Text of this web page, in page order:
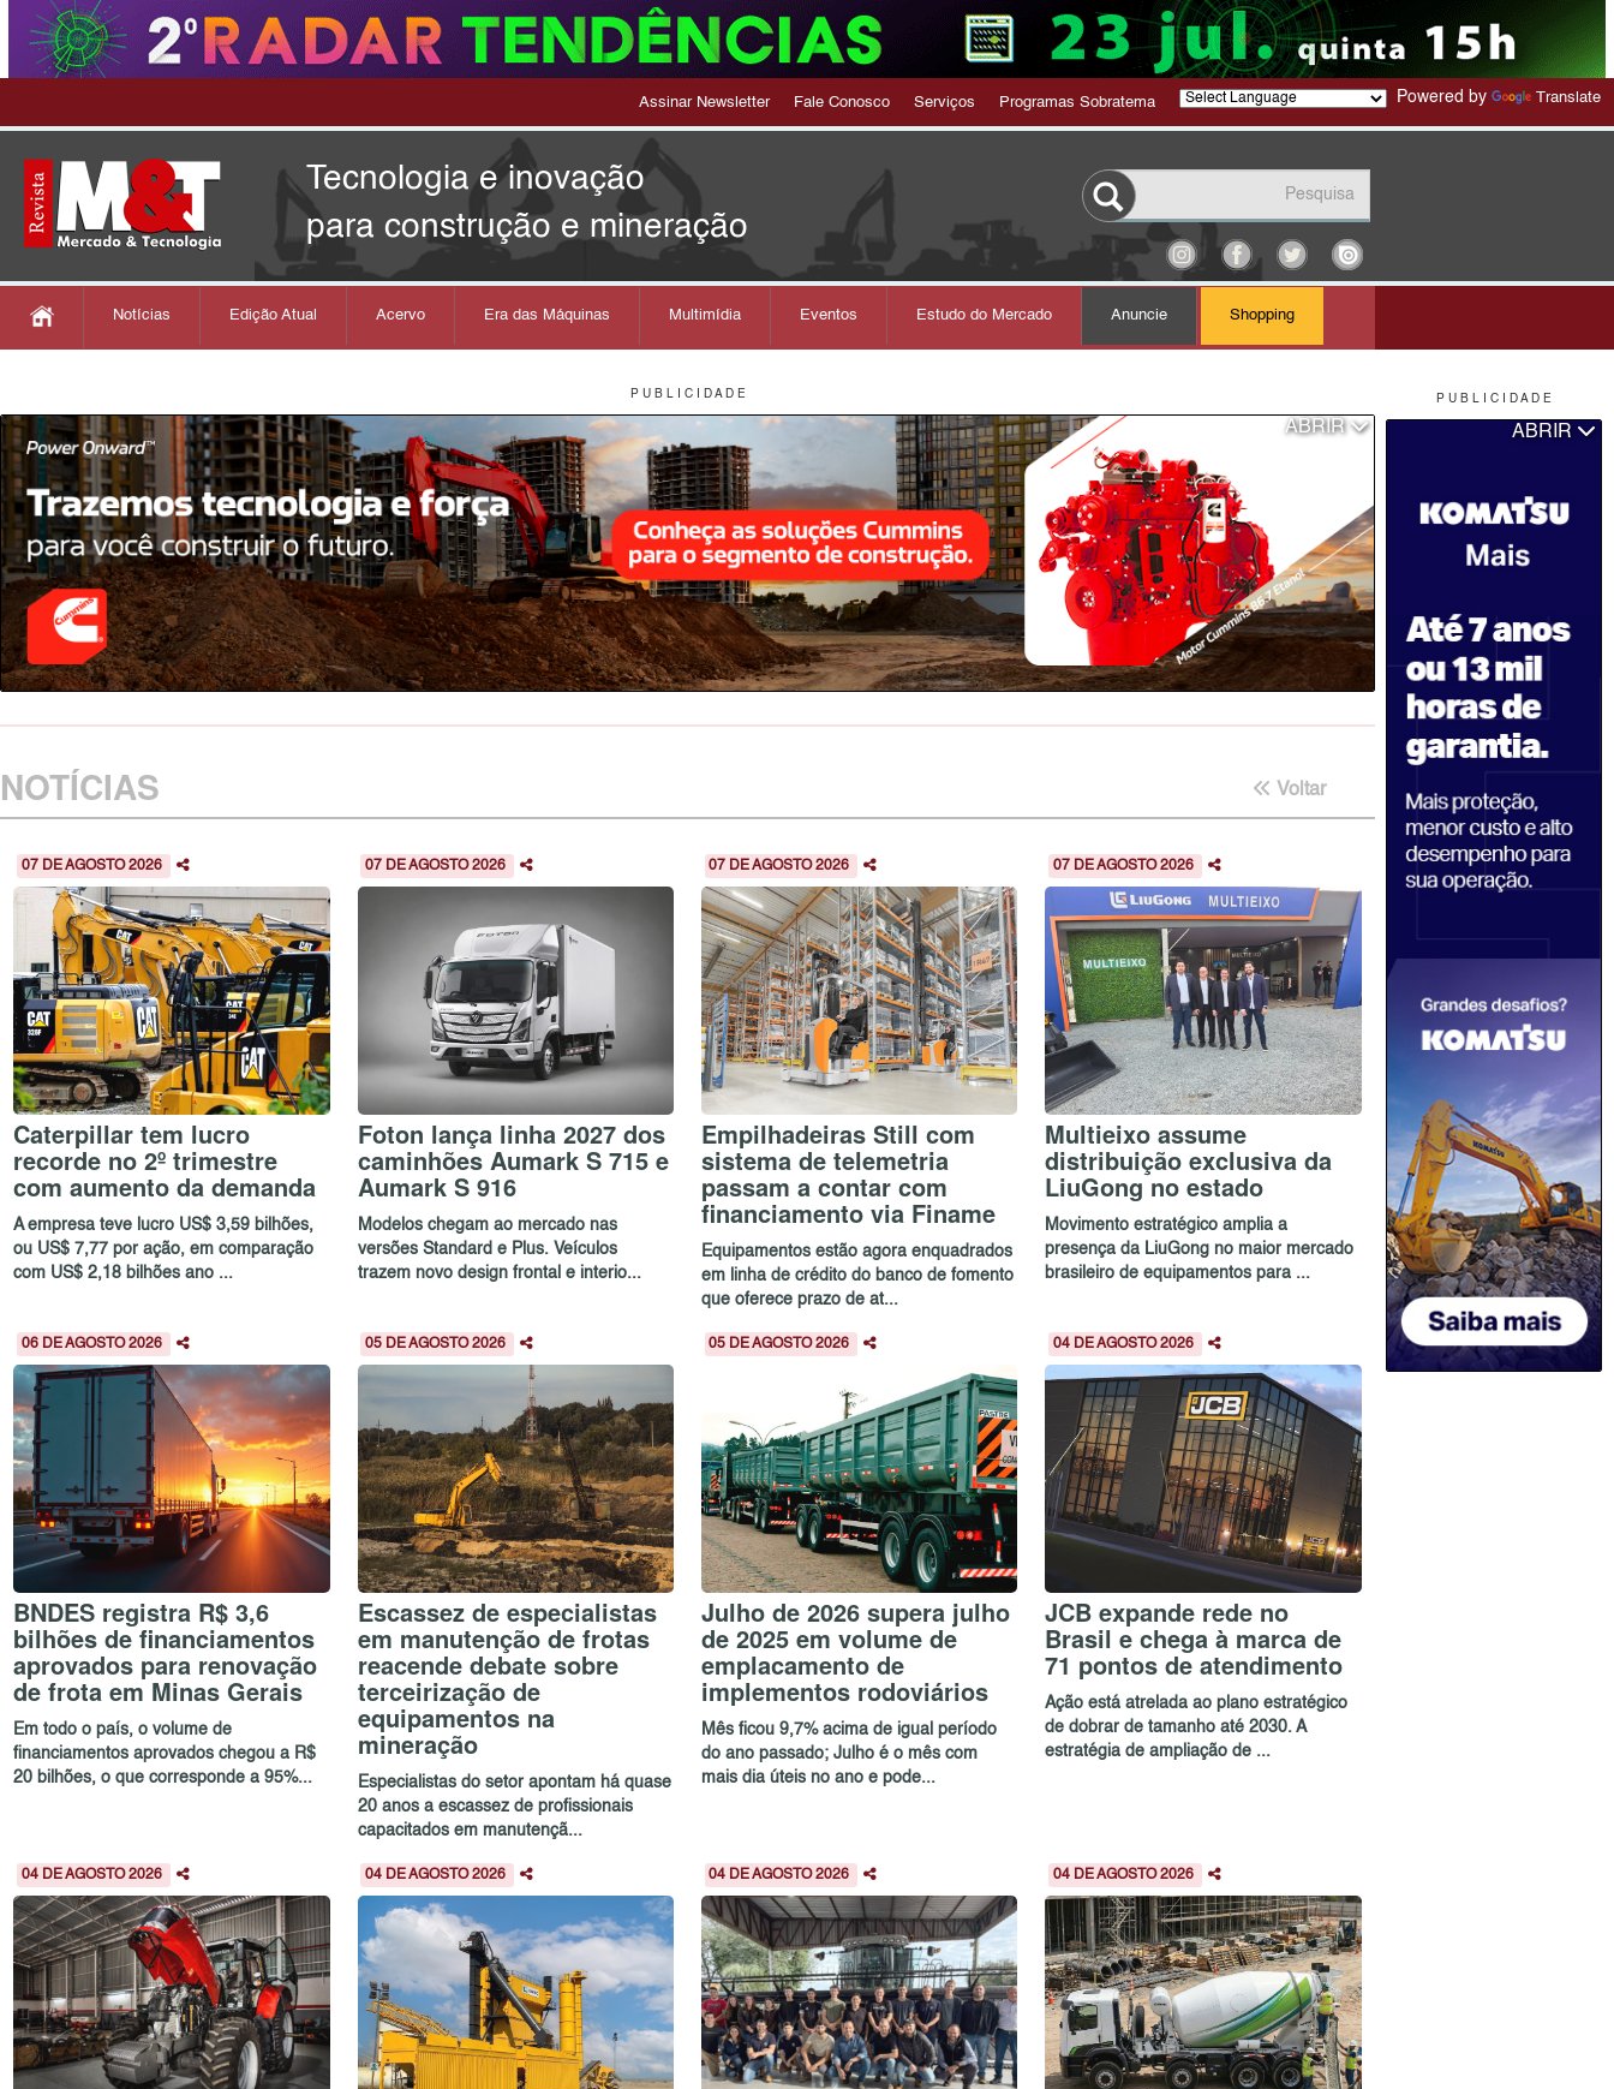
P U B L I C I D A D E
ABRIR
Assinar Newsletter Fale Conosco Serviços Programas Sobratema Powered by Translate
Tecnologia e inovação
para construção e mineração
Notícias Edição Atual Acervo Era das Máquinas Multimídia Eventos Estudo do Mercado Anuncie Shopping
P U B L I C I D A D E
ABRIR
NOTÍCIAS Voltar
07 DE AGOSTO 2026
Caterpillar tem lucro
recorde no 2º trimestre
com aumento da demanda
A empresa teve lucro US$ 3,59 bilhões,
ou US$ 7,77 por ação, em comparação
com US$ 2,18 bilhões ano ...
07 DE AGOSTO 2026
Foton lança linha 2027 dos
caminhões Aumark S 715 e
Aumark S 916
Modelos chegam ao mercado nas
versões Standard e Plus. Veículos
trazem novo design frontal e interio...
07 DE AGOSTO 2026
Empilhadeiras Still com
sistema de telemetria
passam a contar com
financiamento via Finame
Equipamentos estão agora enquadrados
em linha de crédito do banco de fomento
que oferece prazo de at...
07 DE AGOSTO 2026
Multieixo assume
distribuição exclusiva da
LiuGong no estado
Movimento estratégico amplia a
presença da LiuGong no maior mercado
brasileiro de equipamentos para ...
06 DE AGOSTO 2026
BNDES registra R$ 3,6
bilhões de financiamentos
aprovados para renovação
de frota em Minas Gerais
Em todo o país, o volume de
financiamentos aprovados chegou a R$
20 bilhões, o que corresponde a 95%...
05 DE AGOSTO 2026
Escassez de especialistas
em manutenção de frotas
reacende debate sobre
terceirização de
equipamentos na
mineração
Especialistas do setor apontam há quase
20 anos a escassez de profissionais
capacitados em manutençã...
05 DE AGOSTO 2026
Julho de 2026 supera julho
de 2025 em volume de
emplacamento de
implementos rodoviários
Mês ficou 9,7% acima de igual período
do ano passado; Julho é o mês com
mais dia úteis no ano e pode...
04 DE AGOSTO 2026
JCB expande rede no
Brasil e chega à marca de
71 pontos de atendimento
Ação está atrelada ao plano estratégico
de dobrar de tamanho até 2030. A
estratégia de ampliação de ...
04 DE AGOSTO 2026 04 DE AGOSTO 2026 04 DE AGOSTO 2026 04 DE AGOSTO 2026